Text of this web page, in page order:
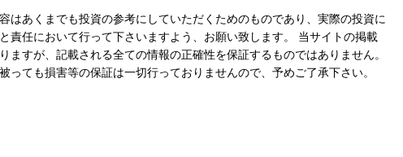
はあくまでも投資の参考にしていただくためのものであり、実際の投資に
責任において行って下さいますよう、お願い致します。 当サイトの掲載
ますが、記載される全ての情報の正確性を保証するものではありません。
っても損害等の保証は一切行っておりませんので、予めご了承下さい。